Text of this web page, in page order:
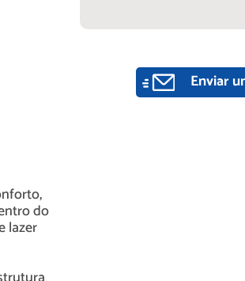
Enviar
do
lazer